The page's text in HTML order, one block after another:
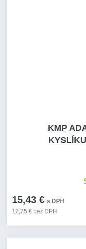
KMP
15,43 € s DPH
12,75 € bez DPH